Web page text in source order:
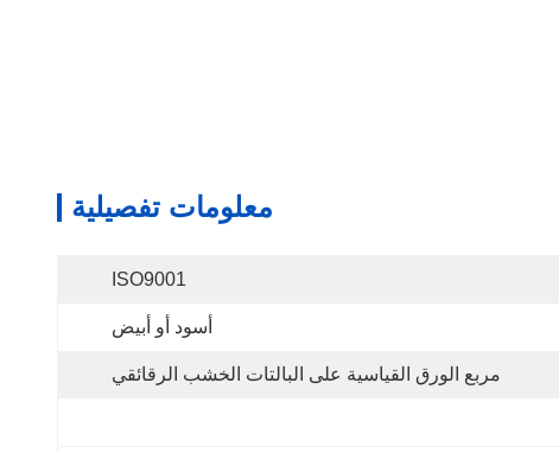
معلومات تفصيلية
ISO9001
أسود أو أبيض
مربع الورق القياسية على البالتات الخشب الرقائقي